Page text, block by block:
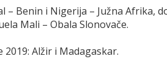
– Benin i Nigerija – Južna Afrika,
Mali – Obala Slonovače.
Alžir i Madagaskar.